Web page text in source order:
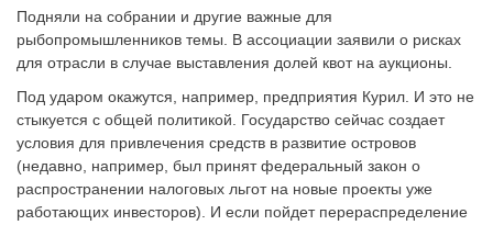
Подняли на собрании и другие важные для
рыбопромышленников темы. В ассоциации заявили о рисках
для отрасли в случае выставления долей квот на аукционы.
Под ударом окажутся, например, предприятия Курил. И это не
стыкуется с общей политикой. Государство сейчас создает
условия для привлечения средств в развитие островов
(недавно, например, был принят федеральный закон о
распространении налоговых льгот на новые проекты уже
работающих инвесторов). И если пойдет перераспределение